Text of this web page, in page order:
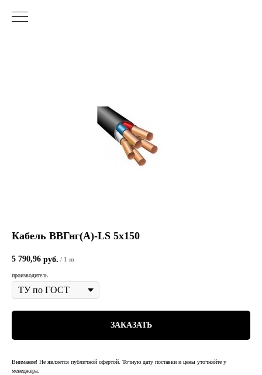
Кабель ВВГнг(А)-LS 5х150
5 790,96 руб. / 1 m
производитель
ЗАКАЗАТЬ
Внимание! Не является публичной офертой. Точную дату поставки и цены уточняйте у
менеджера.